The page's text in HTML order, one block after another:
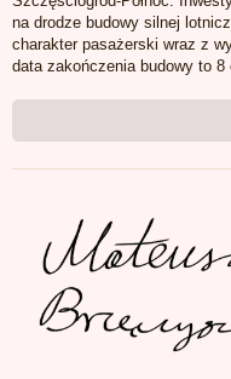
na drodze budowy silnej
charakter pasażerski wraz z
data zakończenia budowy to 8